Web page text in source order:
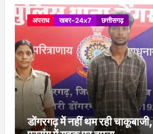
अपराध खबर-24x7 छत्तीसगढ़
डोंगरगढ़ में नहीं थम रही